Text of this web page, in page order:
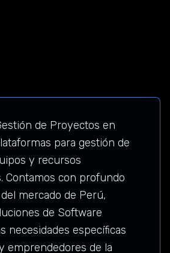
de Proyectos en
para gestión de
y recursos
Contamos con profundo
mercado de Perú,
de Software
necesidades específicas
emprendedores de la